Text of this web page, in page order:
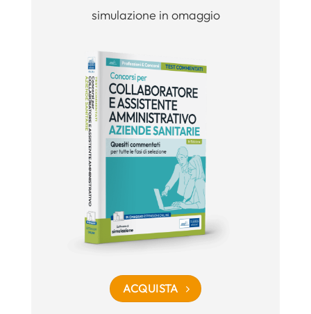
simulazione in omaggio
ACQUISTA